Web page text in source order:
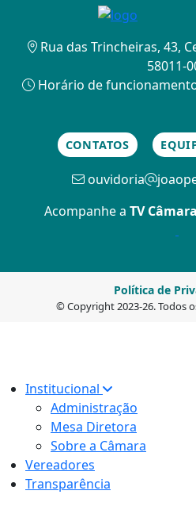
Rua das Trincheiras, 43,
58011-
Horário de
CONTATOS
ouvidoria
Acompanhe a TV Câmara
© Copyright 2023-26. Todos
Política de
Institucional
Administração
Mesa Diretora
Sobre a Câmara
Vereadores
Transparência